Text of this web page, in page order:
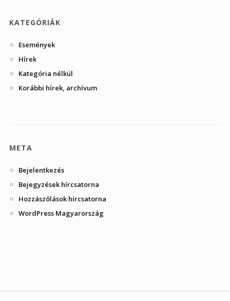
KATEGÓRIÁK
Események
Hírek
Kategória nélkül
Korábbi hírek, archívum
META
Bejelentkezés
Bejegyzések hírcsatorna
Hozzászólások hírcsatorna
WordPress Magyarország